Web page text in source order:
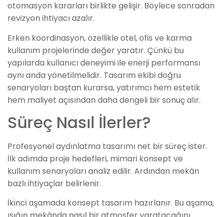
otomasyon kararları birlikte gelişir. Böylece sonradan
revizyon ihtiyacı azalır.
Erken koordinasyon, özellikle otel, ofis ve karma
kullanım projelerinde değer yaratır. Çünkü bu
yapılarda kullanıcı deneyimi ile enerji performansı
aynı anda yönetilmelidir. Tasarım ekibi doğru
senaryoları baştan kurarsa, yatırımcı hem estetik
hem maliyet açısından daha dengeli bir sonuç alır.
Süreç Nasıl İlerler?
Profesyonel aydınlatma tasarımı net bir süreç ister.
İlk adımda proje hedefleri, mimari konsept ve
kullanım senaryoları analiz edilir. Ardından mekân
bazlı ihtiyaçlar belirlenir.
İkinci aşamada konsept tasarım hazırlanır. Bu aşama,